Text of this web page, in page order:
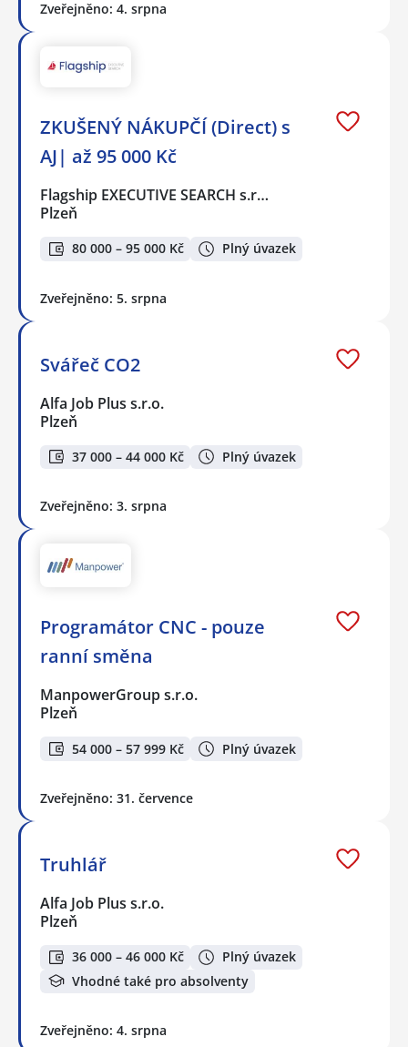
Zveřejněno: 4. srpna
ZKUŠENÝ NÁKUPČÍ (Direct) s
AJ| až 95 000 Kč
Flagship EXECUTIVE SEARCH s.r…
Plzeň
80 000 – 95 000 Kč Plný úvazek
Zveřejněno: 5. srpna
Svářeč CO2
Alfa Job Plus s.r.o.
Plzeň
37 000 – 44 000 Kč Plný úvazek
Zveřejněno: 3. srpna
Programátor CNC - pouze
ranní směna
ManpowerGroup s.r.o.
Plzeň
54 000 – 57 999 Kč Plný úvazek
Zveřejněno: 31. července
Truhlář
Alfa Job Plus s.r.o.
Plzeň
36 000 – 46 000 Kč
Plný úvazek
Vhodné také pro absolventy
Zveřejněno: 4. srpna